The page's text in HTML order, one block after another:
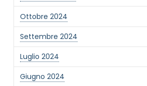
Ottobre 2024
Settembre 2024
Luglio 2024
Giugno 2024